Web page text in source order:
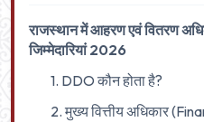
राजस्थान में आहरण एवं वितरण
जिम्मेदारियां 2026
1. DDO कौन होता है?
2. मुख्य वित्तीय अधिकार